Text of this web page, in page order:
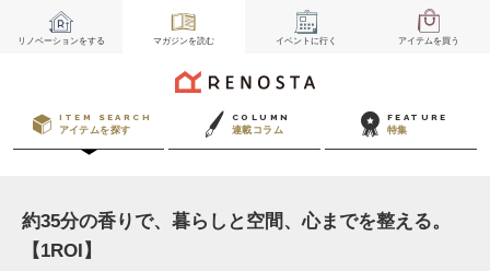
リノベーションをする マガジンを読む イベント に行く アイテムを買う
ITEM SEARCH
アイテムを探す
COLUMN
連載コラム
FEATURE
特集
約35分の香りで、暮らしと空間、心までを整える。
【1ROI】